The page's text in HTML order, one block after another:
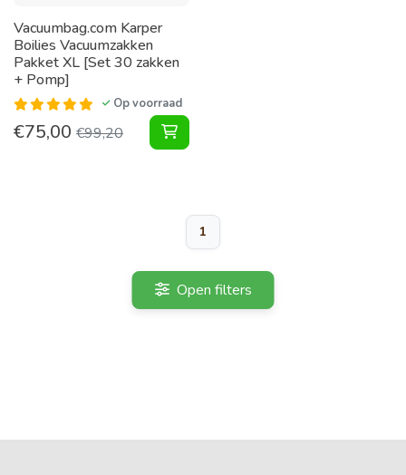
Vacuumbag.com Karper
Boilies Vacuumzakken
Pakket XL [Set 30 zakken
+ Pomp]
Op voorraad
€75,00 €99,20 Karper Boilies Vacuumzakken
1
Open filters